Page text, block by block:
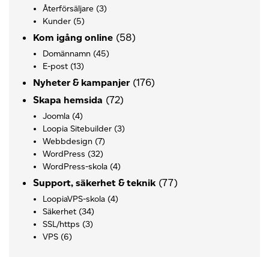
Återförsäljare (3)
Kunder (5)
Kom igång online (58)
Domännamn (45)
E-post (13)
Nyheter & kampanjer (176)
Skapa hemsida (72)
Joomla (4)
Loopia Sitebuilder (3)
Webbdesign (7)
WordPress (32)
WordPress-skola (4)
Support, säkerhet & teknik (77)
LoopiaVPS-skola (4)
Säkerhet (34)
SSL/https (3)
VPS (6)